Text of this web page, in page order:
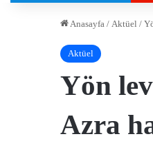
Anasayfa / Aktüel /
Aktüel
Yön
Azra